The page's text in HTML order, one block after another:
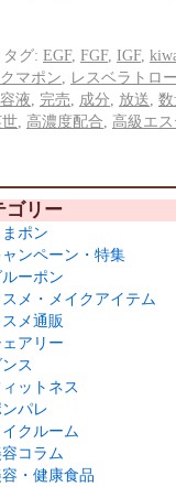
タグ: EGF, FGF, IGF,
クマポン
レスベラトロ
液 完売 成分 放送
高濃度配合 高級エ
ゴリー
まポン
ャンペーン・特集
ルーポン
スメ・メイクアイテム
スメ通販
ェアリー
ンス
ットネス
パレ
イクルーム
容コラム
容・健康食品